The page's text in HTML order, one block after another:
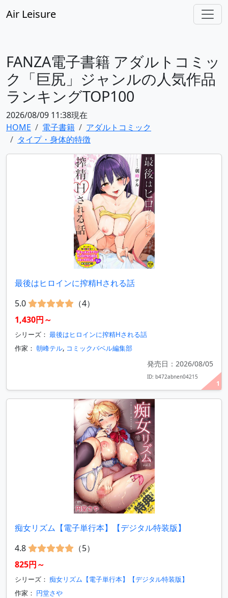
Air Leisure
FANZA電子書籍 アダルトコミッ
ク「巨尻」ジャンルの人気作品
ランキングTOP100
2026/08/09 11:38現在
HOME
電子書籍
アダルトコミック
タイプ・身体的特徴
1
最後はヒロインに搾精Hされる話
5.0
（4）
1,430円～
シリーズ： 最後はヒロインに搾精Hされる話
作家： 朝峰テル, コミックバベル編集部
発売日：2026/08/05
ID: b472abnen04215
痴女リズム【電子単行本】【デジタル特装版】
4.8
（5）
825円～
シリーズ： 痴女リズム【電子単行本】【デジタル特装版】
作家： 円堂さや